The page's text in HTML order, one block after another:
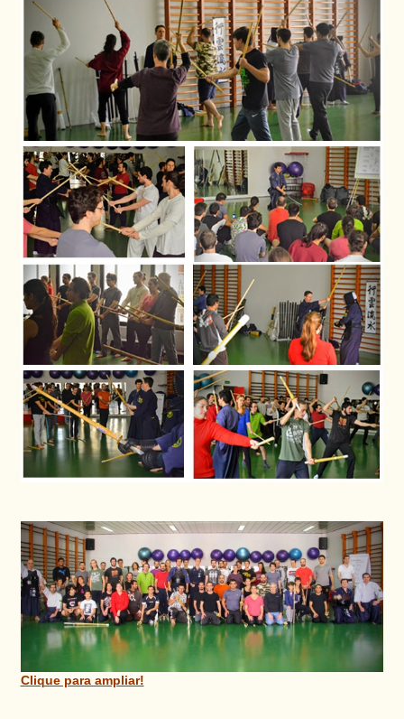
Clique para ampliar!